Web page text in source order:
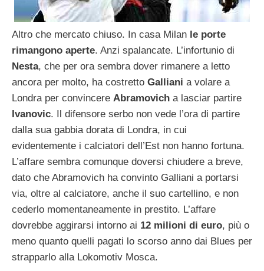
Altro che mercato chiuso. In casa Milan le porte
rimangono aperte. Anzi spalancate. L’infortunio di
Nesta, che per ora sembra dover rimanere a letto
ancora per molto, ha costretto Galliani a volare a
Londra per convincere Abramovich a lasciar partire
Ivanovic. Il difensore serbo non vede l’ora di partire
dalla sua gabbia dorata di Londra, in cui
evidentemente i calciatori dell’Est non hanno fortuna.
L’affare sembra comunque doversi chiudere a breve,
dato che Abramovich ha convinto Galliani a portarsi
via, oltre al calciatore, anche il suo cartellino, e non
cederlo momentaneamente in prestito. L’affare
dovrebbe aggirarsi intorno ai 12 milioni di euro, più o
meno quanto quelli pagati lo scorso anno dai Blues per
strapparlo alla Lokomotiv Mosca.